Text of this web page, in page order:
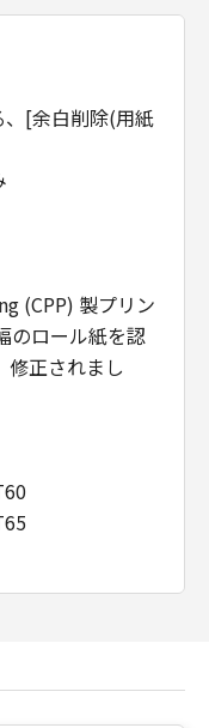
item," as that
(Oct 1995),
terms are
acquire
set forth
30-2,
Tokyo 146-
を意味するも
、[余白削除(用紙
(CPP) 製プリン
のロール紙を認
修正されまし